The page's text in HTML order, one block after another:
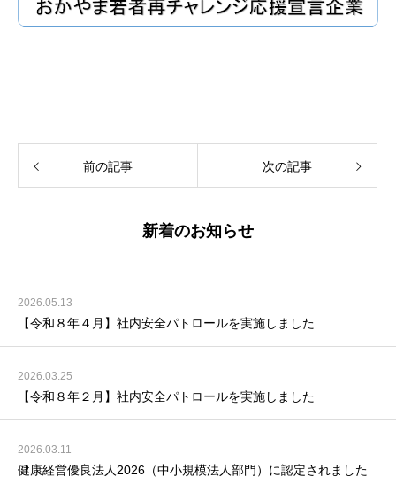
前の記事 次の記事
新着のお知らせ
2026.05.13
【令和８年４月】社内安全パトロールを実施しました
2026.03.25
【令和８年２月】社内安全パトロールを実施しました
2026.03.11
健康経営優良法人2026（中小規模法人部門）に認定されました